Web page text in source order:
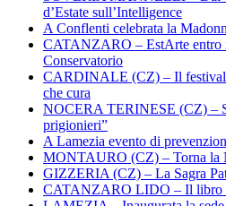
d’Estate sull’Intelligence
A Conflenti celebrata la
CATANZARO – EstArte entro
Conservatorio
CARDINALE (CZ) – Il festival
che cura
NOCERA TERINESE (CZ) –
prigionieri”
A Lamezia evento di
MONTAURO (CZ) – Torna la
GIZZERIA (CZ) – La Sagra
CATANZARO LIDO – Il libro